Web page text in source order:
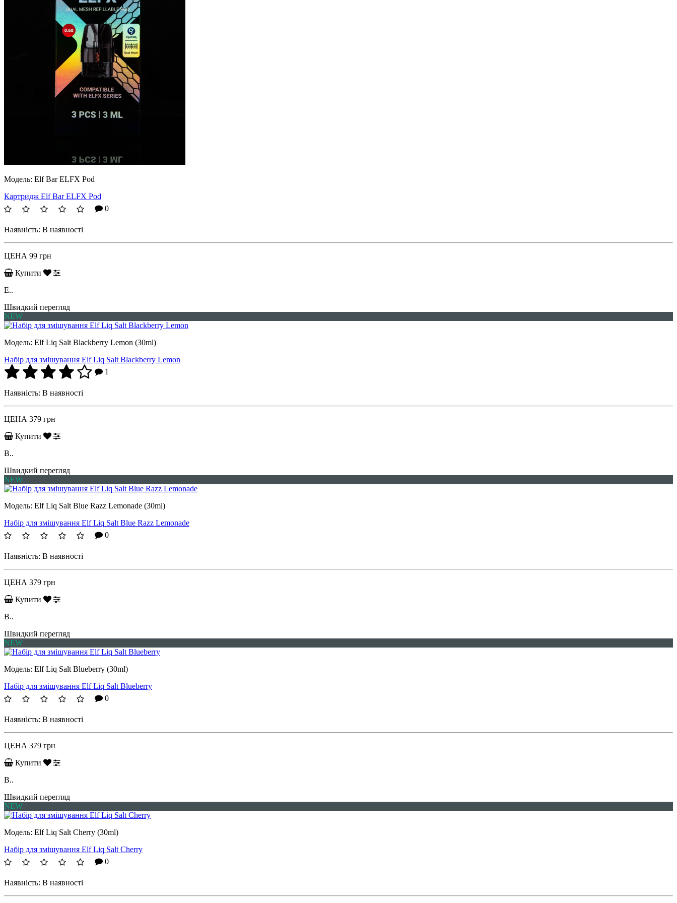
Модель: Elf Bar ELFX Pod
Картридж Elf Bar ELFX Pod
0
Наявність: В наявності
ЦЕНА 99 грн
Купити
E..
Швидкий перегляд
NEW
Модель: Elf Liq Salt Blackberry Lemon (30ml)
Набір для змішування Elf Liq Salt Blackberry Lemon
1
Наявність: В наявності
ЦЕНА 379 грн
Купити
B..
Швидкий перегляд
NEW
Модель: Elf Liq Salt Blue Razz Lemonade (30ml)
Набір для змішування Elf Liq Salt Blue Razz Lemonade
0
Наявність: В наявності
ЦЕНА 379 грн
Купити
B..
Швидкий перегляд
NEW
Модель: Elf Liq Salt Blueberry (30ml)
Набір для змішування Elf Liq Salt Blueberry
0
Наявність: В наявності
ЦЕНА 379 грн
Купити
B..
Швидкий перегляд
NEW
Модель: Elf Liq Salt Cherry (30ml)
Набір для змішування Elf Liq Salt Cherry
0
Наявність: В наявності